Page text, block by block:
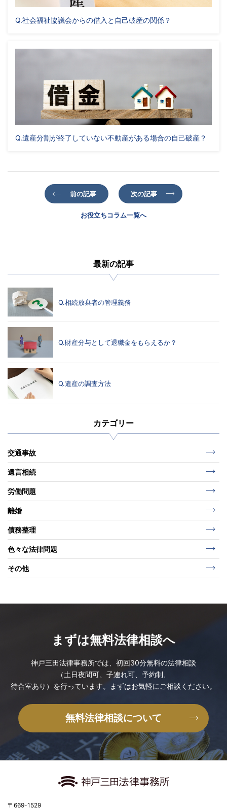
Q.社会福祉協議会からの借入と自己破産の関係？
Q.遺産分割が終了していない不動産がある場合の自己破産？
前の記事
お役立ちコラム一覧へ
次の記事
最新の記事
Q.相続放棄者の管理義務
Q.財産分与として退職金をもらえるか？
Q.遺産の調査方法
カテゴリー
交通事故
遺言相続
労働問題
離婚
債務整理
色々な法律問題
その他
まずは無料法律相談へ
神戸三田法律事務所では、 初回30分無料の法律相談
（土日夜間可、子連れ可、予約制、
待合室あり）を行っています。
まずはお気軽に ご相談ください。
無料法律相談について
〒669-1529